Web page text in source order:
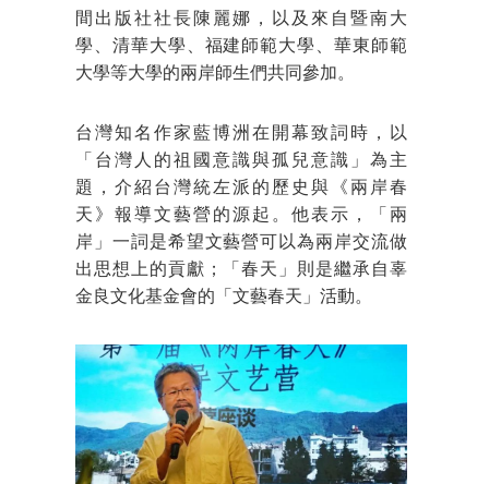
間出版社社長陳麗娜，以及來自暨南大
學、清華大學、福建師範大學、華東師範
大學等大學的兩岸師生們共同參加。
台灣知名作家藍博洲在開幕致詞時，以
「台灣人的祖國意識與孤兒意識」為主
題，介紹台灣統左派的歷史與《兩岸春
天》報導文藝營的源起。他表示，「兩
岸」一詞是希望文藝營可以為兩岸交流做
出思想上的貢獻；「春天」則是繼承自辜
金良文化基金會的「文藝春天」活動。